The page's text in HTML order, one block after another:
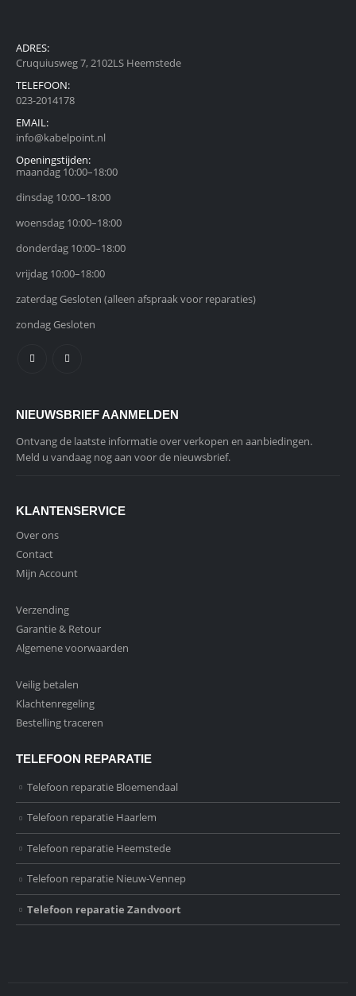
ADRES:
Cruquiusweg 7, 2102LS Heemstede
TELEFOON:
023-2014178
EMAIL:
info@kabelpoint.nl
Openingstijden:
maandag 10:00–18:00
dinsdag 10:00–18:00
woensdag 10:00–18:00
donderdag 10:00–18:00
vrijdag 10:00–18:00
zaterdag Gesloten (alleen afspraak voor reparaties)
zondag Gesloten
NIEUWSBRIEF AANMELDEN
Ontvang de laatste informatie over verkopen en aanbiedingen.
Meld u vandaag nog aan voor de nieuwsbrief.
KLANTENSERVICE
Over ons
Contact
Mijn Account
Verzending
Garantie & Retour
Algemene voorwaarden
Veilig betalen
Klachtenregeling
Bestelling traceren
TELEFOON REPARATIE
Telefoon reparatie Bloemendaal
Telefoon reparatie Haarlem
Telefoon reparatie Heemstede
Telefoon reparatie Nieuw-Vennep
Telefoon reparatie Zandvoort